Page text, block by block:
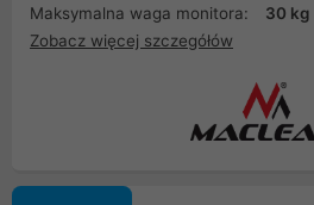
Maksymalna waga monitora:
30 kg
Zobacz więcej szczegółów